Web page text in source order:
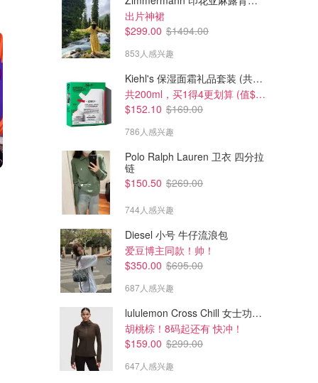
$214.00
Burberry Hero 男士香水礼盒
$138.00
套装
出片神裙
$299.00 $1494.00
853人感兴趣
Kiehl's 保湿面霜礼品套装 (共200ml)
共200ml，买1得4更划算 (值$296)
$152.10 $169.00
786人感兴趣
Polo Ralph Lauren 卫衣 四分拉
链
$150.50 $269.00
744人感兴趣
Diesel 小号 牛仔流浪包
爱豆博主同款！帅！
$350.00 $695.00
687人感兴趣
lululemon Cross Chill 女士功能夹克
胡桃棕！8码起还有 快冲！
$159.00 $299.00
647人感兴趣